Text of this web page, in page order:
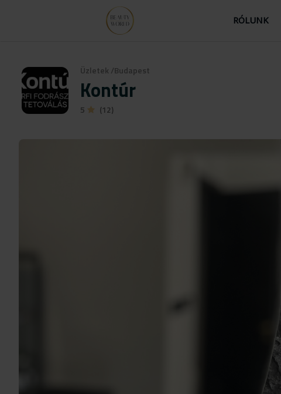
RÓLUNK
Üzletek /Budapest
Kontúr
5 (12)